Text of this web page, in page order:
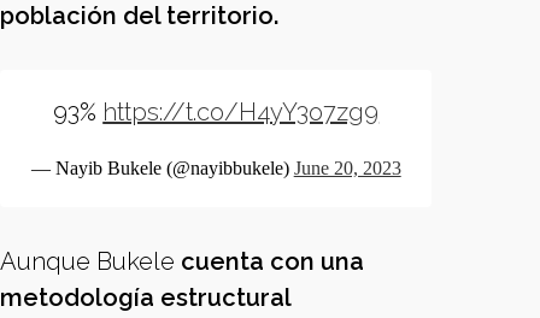
población del territorio.
93% https://t.co/H4yY3o7zg9
— Nayib Bukele (@nayibbukele) June 20, 2023
Aunque Bukele cuenta con una
metodología estructural